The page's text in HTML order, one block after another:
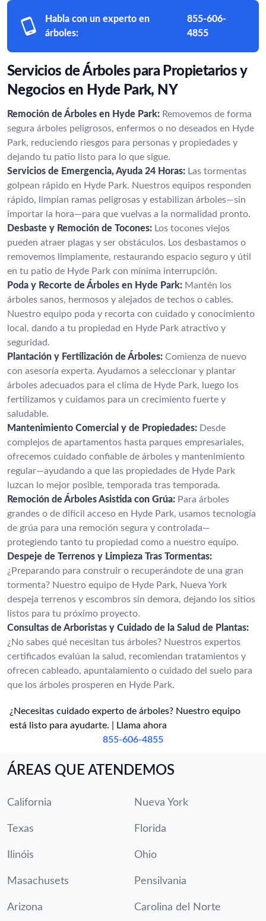
Habla con un experto en
árboles:
855-606-
4855
Servicios de Árboles para Propietarios y
Negocios en Hyde Park, NY
Remoción de Árboles en Hyde Park: Removemos de forma
segura árboles peligrosos, enfermos o no deseados en Hyde
Park, reduciendo riesgos para personas y propiedades y
dejando tu patio listo para lo que sigue.
Servicios de Emergencia, Ayuda 24 Horas: Las tormentas
golpean rápido en Hyde Park. Nuestros equipos responden
rápido, limpian ramas peligrosas y estabilizan árboles—sin
importar la hora—para que vuelvas a la normalidad pronto.
Desbaste y Remoción de Tocones: Los tocones viejos
pueden atraer plagas y ser obstáculos. Los desbastamos o
removemos limpiamente, restaurando espacio seguro y útil
en tu patio de Hyde Park con mínima interrupción.
Poda y Recorte de Árboles en Hyde Park: Mantén los
árboles sanos, hermosos y alejados de techos o cables.
Nuestro equipo poda y recorta con cuidado y conocimiento
local, dando a tu propiedad en Hyde Park atractivo y
seguridad.
Plantación y Fertilización de Árboles: Comienza de nuevo
con asesoría experta. Ayudamos a seleccionar y plantar
árboles adecuados para el clima de Hyde Park, luego los
fertilizamos y cuidamos para un crecimiento fuerte y
saludable.
Mantenimiento Comercial y de Propiedades: Desde
complejos de apartamentos hasta parques empresariales,
ofrecemos cuidado confiable de árboles y mantenimiento
regular—ayudando a que las propiedades de Hyde Park
luzcan lo mejor posible, temporada tras temporada.
Remoción de Árboles Asistida con Grúa: Para árboles
grandes o de difícil acceso en Hyde Park, usamos tecnología
de grúa para una remoción segura y controlada—
protegiendo tanto tu propiedad como a nuestro equipo.
Despeje de Terrenos y Limpieza Tras Tormentas:
¿Preparando para construir o recuperándote de una gran
tormenta? Nuestro equipo de Hyde Park, Nueva York
despeja terrenos y escombros sin demora, dejando los sitios
listos para tu próximo proyecto.
Consultas de Arboristas y Cuidado de la Salud de Plantas:
¿No sabes qué necesitan tus árboles? Nuestros expertos
certificados evalúan la salud, recomiendan tratamientos y
ofrecen cableado, apuntalamiento o cuidado del suelo para
que los árboles prosperen en Hyde Park.
¿Necesitas cuidado experto de árboles? Nuestro equipo
está listo para ayudarte. | Llama ahora
855-606-4855
ÁREAS QUE ATENDEMOS
California Nueva York
Texas Florida
Ilinóis Ohio
Masachusets Pensilvania
Arizona Carolina del Norte